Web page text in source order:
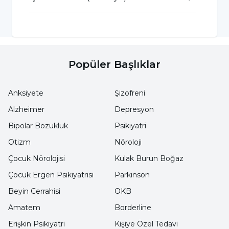
gelişme olasılığını artırabilir. Bu faktörler
arasında kadın cinsiyet, ileri yaş, genetik
yatkınlık, başka otoimmün hastalıkların varlığı
ve çevresel etkenler bulunur. Özellikle
kadınlarda sık görülen bu hastalık, aile
geçmişi, özellikle Sjögren sendromu öyküsü
olan ailelerde daha fazla risk taşır.
Popüler Başlıklar
Anksiyete
Alzheimer
Bipolar Bozukluk
Otizm
Çocuk Nörolojisi
Şizofreni
Depresyon
Psikiyatri
Nöroloji
Kulak Burun Boğaz
Çocuk Ergen Psikiyatrisi
Beyin Cerrahisi
Amatem
Erişkin Psikiyatri
Parkinson
OKB
Borderline
Kişiye Özel Tedavi